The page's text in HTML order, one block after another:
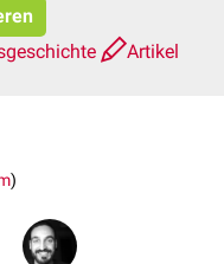
Artikel
)